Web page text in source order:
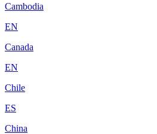
Cambodia
EN
Canada
EN
Chile
ES
China